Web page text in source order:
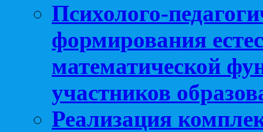
Психолого-
формирования
математической
участников
Реализация